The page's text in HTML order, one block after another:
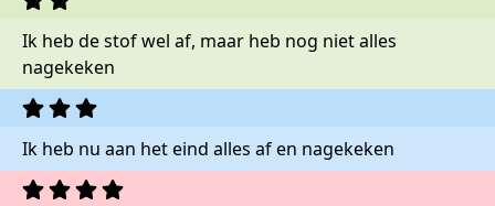
Ik heb de stof wel af, maar heb nog niet alles
nagekeken
Ik heb nu aan het eind alles af en nagekeken